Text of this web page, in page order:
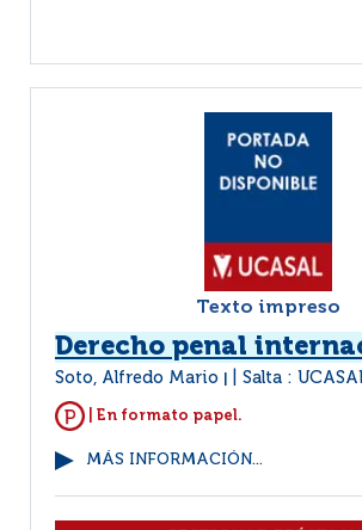
Texto impreso
Derecho penal
Soto, Alfredo Mario Salta :
| En formato papel.
MÁS INFORMACIÓN...